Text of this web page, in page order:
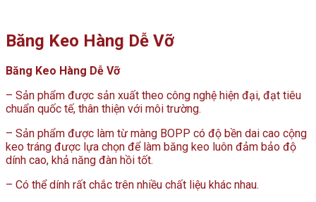
Băng Keo Hàng Dễ Vỡ
Băng Keo Hàng Dễ Vỡ
– Sản phẩm được sản xuất theo công nghệ hiện đại, đạt tiêu
chuẩn quốc tế, thân thiện với môi trường.
– Sản phẩm được làm từ màng BOPP có độ bền dai cao cộng
keo tráng được lựa chọn để làm băng keo luôn đảm bảo độ
dính cao, khả năng đàn hồi tốt.
– Có thể dính rất chắc trên nhiều chất liệu khác nhau.